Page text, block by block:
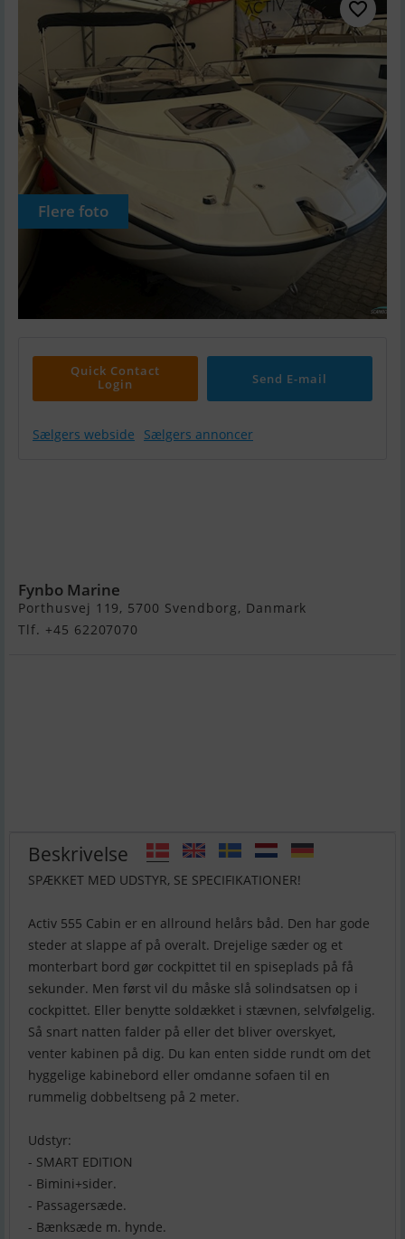
Flere foto
Quick Contact
Login
Send E-mail
Sælgers webside Sælgers annoncer
Fynbo Marine
Porthusvej 119, 5700 Svendborg, Danmark
Tlf. +45 62207070
Beskrivelse
SPÆKKET MED UDSTYR, SE SPECIFIKATIONER!
Activ 555 Cabin er en allround helårs båd. Den har gode
steder at slappe af på overalt. Drejelige sæder og et
monterbart bord gør cockpittet til en spiseplads på få
sekunder. Men først vil du måske slå solindsatsen op i
cockpittet. Eller benytte soldækket i stævnen, selvfølgelig.
Så snart natten falder på eller det bliver overskyet,
venter kabinen på dig. Du kan enten sidde rundt om det
hyggelige kabinebord eller omdanne sofaen til en
rummelig dobbeltseng på 2 meter.
Udstyr:
- SMART EDITION
- Bimini+sider.
- Passagersæde.
- Bænksæde m. hynde.